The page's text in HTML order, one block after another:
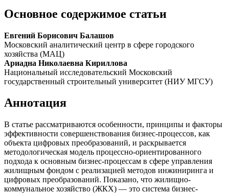
Основное содержимое статьи
Евгений Борисович Балашов
Московский аналитический центр в сфере городского
хозяйства (МАЦ)
Ариадна Николаевна Кириллова
Национальный исследовательский Московский
государственный строительный университет (НИУ МГСУ)
Аннотация
В статье рассматриваются особенности, принципы и факторы
эффективности совершенствования бизнес-процессов, как
объекта цифровых преобразований, и раскрывается
методологическая модель процессно-ориентированного
подхода к основным бизнес-процессам в сфере управления
жилищным фондом с реализацией методов инжиниринга и
цифровых преобразований. Показано, что жилищно-
коммунальное хозяйство (ЖКХ) — это система бизнес-